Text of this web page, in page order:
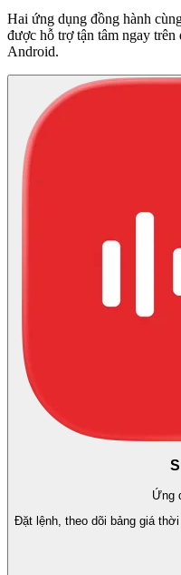
Hai ứng dụng đồng hành
được hỗ trợ tận tâm ngay
Android.
Ứng
Đặt lệnh, theo dõi bảng giá